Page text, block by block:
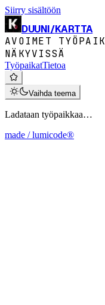
Siirry sisältöön
DUUNI/KARTTA
AVOIMET
NÄKYVISSÄ
TyöpaikatTietoa
Vaihda teema
Ladataan työpaikkaa…
made / lumicode®